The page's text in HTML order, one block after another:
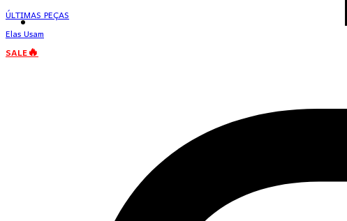
ÚLTIMAS PEÇAS
Elas Usam
SALE🔥